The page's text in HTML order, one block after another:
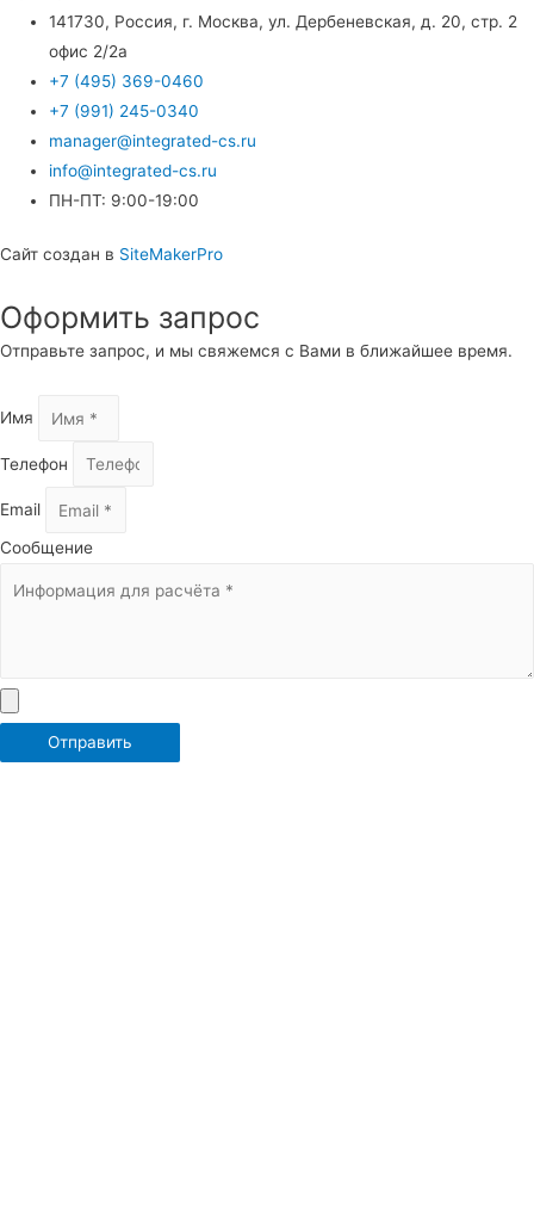
141730, Россия, г. Москва, ул. Дербеневская, д. 20, стр. 2
офис 2/2а
+7 (495) 369-0460
+7 (991) 245-0340
manager@integrated-cs.ru
info@integrated-cs.ru
ПН-ПТ: 9:00-19:00
Сайт создан в SiteMakerPro
Прокрутка
вверх
Оформить запрос
Отправьте запрос, и мы свяжемся с Вами в ближайшее время.
Имя
Телефон
Email
Сообщение
Отправить